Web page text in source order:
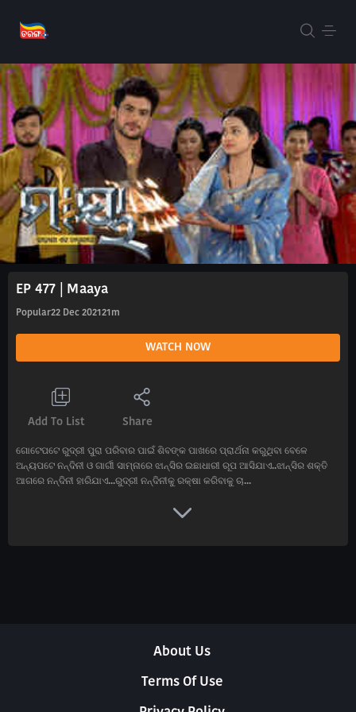
EP 477 | Maaya
Popular22 Dec 2021 21m
WATCH NOW
Add To List Share
ଗୋଟେପଟେ ରୁଦ୍ରୀ ପୁରା ପରିବାର ପାଇଁ ଶିବଙ୍କ ପାଖରେ ପ୍ରାର୍ଥନା କରୁଥିବା ବେଳେ
ଅନ୍ୟପଟେ ନନ୍ଦିନୀ ଓ ଗାର୍ଗୀ ସାମ୍ନାରେ ଝାନ୍ସିର ଇଛାଧାରୀ ରୂପ ଆସିଯାଏ..ଝାନ୍ସିର ଶକ୍ତି
ଆଗରେ ନନ୍ଦିନୀ ହାରିଯାଏ...ରୁଦ୍ରୀ ନନ୍ଦିନୀକୁ ରକ୍ଷା କରିବାକୁ ଚା...
About Us
Terms Of Use